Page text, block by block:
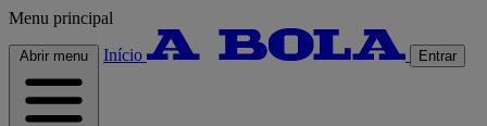
Menu principal
Abrir menu Início Entrar